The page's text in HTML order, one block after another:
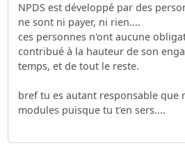
NPDS est développé par des
ne sont ni payer, ni rien....
ces personnes n'ont aucune
contribué à la hauteur de son
temps, et de tout le reste.
bref tu es autant responsable que
modules puisque tu t'en sers....